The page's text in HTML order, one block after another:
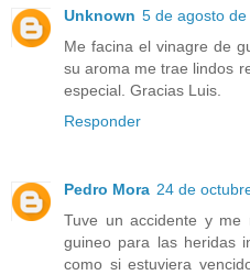
Unknown 5 de agosto
Me facina el vinagre de
su aroma me trae lindos
especial. Gracias Luis.
Responder
Pedro Mora 24 de
Tuve un accidente y me
guineo para las heridas
como si estuviera